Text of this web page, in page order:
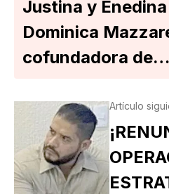
Justina y
Dominica
cofundadora de…
Artículo